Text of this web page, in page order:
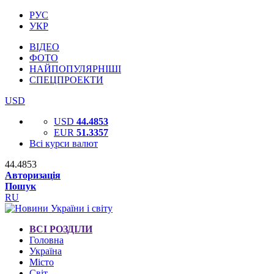
РУС
УКР
ВІДЕО
ФОТО
НАЙПОПУЛЯРНІШІ
СПЕЦПРОЕКТИ
USD
USD 44.4853
EUR 51.3357
Всі курси валют
44.4853
Авторизація
Пошук
RU
ВСІ РОЗДІЛИ
Головна
Україна
Місто